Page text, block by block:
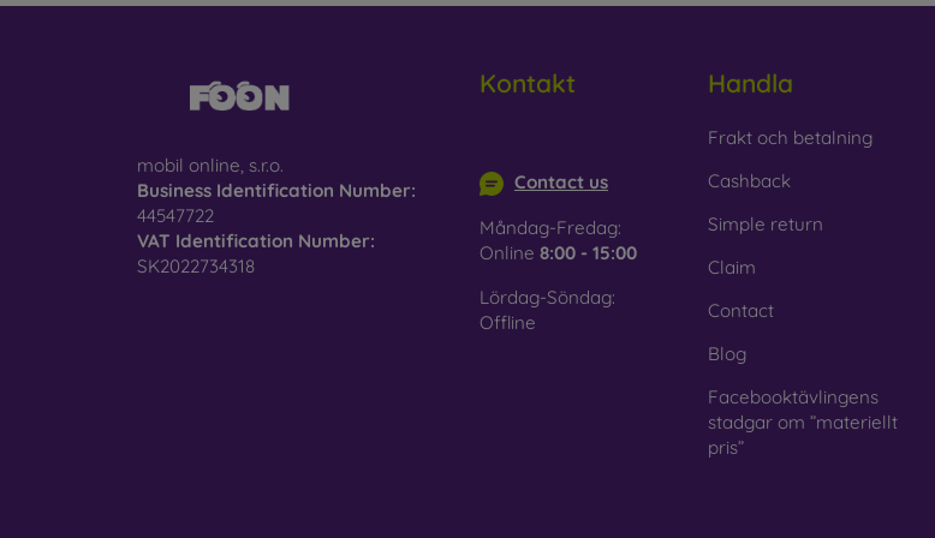
mobil online, s.r.o.
Business Identification Number:
44547722
VAT Identification Number:
SK2022734318
Kontakt
Contact us
Måndag-Fredag:
Online 8:00 - 15:00
Lördag-Söndag:
Offline
Handla
Frakt och betalning
Cashback
Simple return
Claim
Contact
Blog
Facebooktävlingens
stadgar om ”materiellt
pris”